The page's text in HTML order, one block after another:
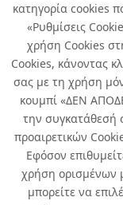
κατηγορία cookies
«Ρυθμίσεις
χρήση Cookies
Cookies, κάνοντας
σας με τη χρήση
κουμπί «ΔΕΝ
την συγκατάθεσή
προαιρετικών
Εφόσον
χρήση ορισμένων
μπορείτε να
Σχετικά με
Χρήσιμα